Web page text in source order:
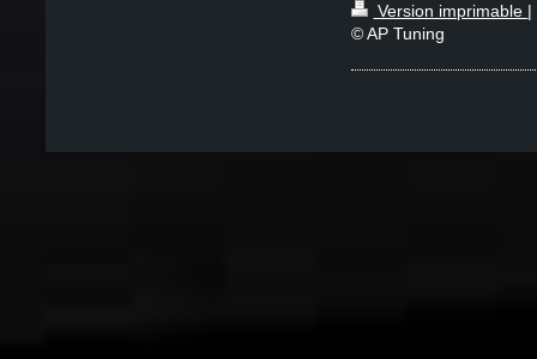
Version imprimable |
© AP Tuning